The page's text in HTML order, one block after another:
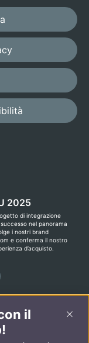
2025
di integrazione
nel panorama
i nostri brand
e conferma il nostro
d’acquisto.
il